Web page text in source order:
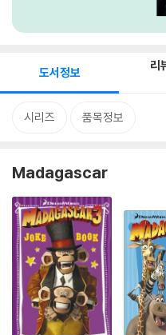
도서정보 리
시리즈 품목정보
Madagascar